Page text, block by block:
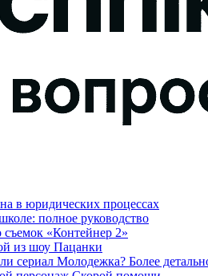
в юридических процессах
полное руководство
«Контейнер 2»
из шоу Пацанки
сериал Молодежка? Более